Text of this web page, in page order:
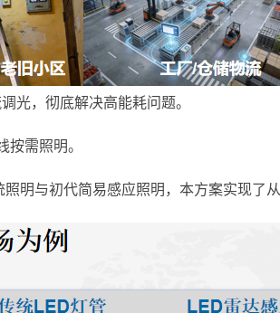
光，彻底解决高能耗问题。
需照明。
照明与初代简易感应照明，本方案实现了从